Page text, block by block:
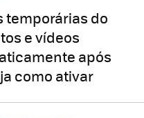
temporárias do
e vídeos
após
como ativar